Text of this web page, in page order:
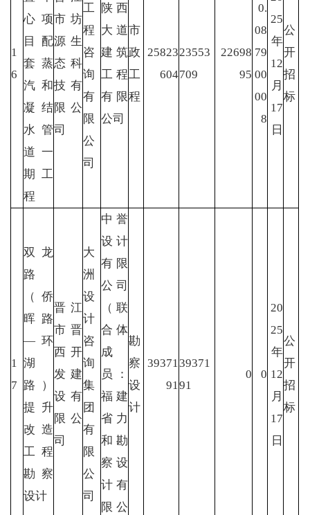
1
6
心项
目配
套蒸
汽和
凝结
水管
道一
期工
程
市坊
源生
态科
技有
限公
司
工
程
咨
询
有
限
公
司
陕西
大道
建筑
工程
有限
公司
市
政
工
程
25823
604
23553
709
22698
95
0.
08
79
00
00
8
25
年
12
月
17
日
公
开
招
标
1
7
双龙
路
（侨
晖路
—环
湖
路）
提升
改造
工程
勘察
设计
晋江
市晋
西开
发建
设有
限公
司
大
洲
设
计
咨
询
集
团
有
限
公
司
中誉
设计
有限
公司
（联
合体
成
员：
福建
省力
和勘
察设
计有
限公
勘
察
设
计
39371
91
39371
91
0 0
20
25
年
12
月
17
日
公
开
招
标